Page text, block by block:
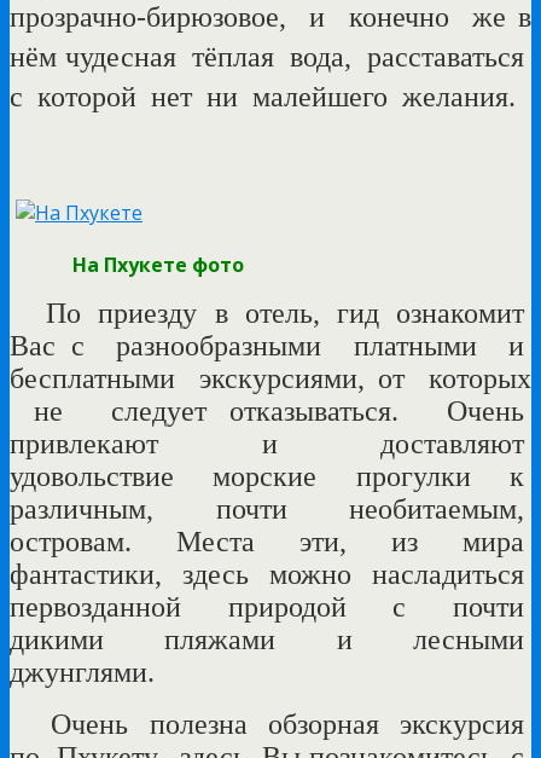
прозрачно-бирюзовое,
и конечно
же в
нём чудесная тёплая вода, расставаться
с которой нет ни малейшего желания.
На Пхукете фото
По приезду в отель, гид ознакомит
Вас с
разнообразными платными
и
бесплатными
экскурсиями, от которых
не следует отказываться.
Очень
привлекают
и
доставляют
удовольствие
морские прогулки
к
различным,
почти
необитаемым,
островам. Места
эти, из
мира
фантастики,
здесь можно
насладиться
первозданной
природой с
почти
дикими
пляжами и
лесными
джунглями.
Очень
полезна обзорная
экскурсия